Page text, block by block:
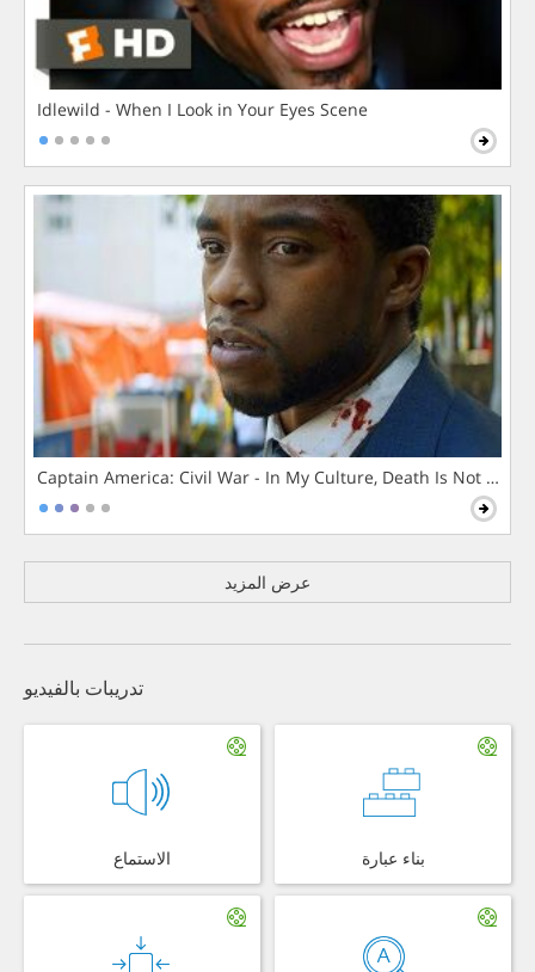
Idlewild - When I Look in Your Eyes Scene
Captain America: Civil War - In My Culture, Death Is Not The
عرض المزيد
تدريبات بالفيديو
الاستماع بناء عبارة